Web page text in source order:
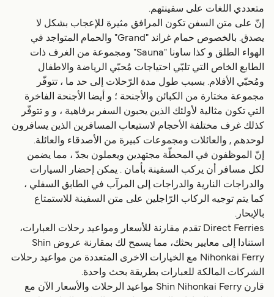
متعددي اللغات على سفينتهم.
إنّ على متن السفن تكون المرافق مثيرة للإعجاب بشكل لا
يصدق. بالخصوص حمام غراند "Grand" والحمام المتواجد في
الهواء الطلق و كذا ساونا "Sauna" ومجموعة من الغرف ذات
الطابع الخاص التي تلبّي احتياجات مُحبّي الرياضة والاطفال
ومُحبّي الأفلام. بسبب طول مدة الرّحلات إلى حد ما ، تتوفّر
مجموعة مختارة من الكبائن والأجنحة ؛ و أيضا الأجنحة الفاخرة
التي تكون مثالية لأولئك الذين يحبون السفر برفاهية ، و و تتوفّر
كذلك غرف مختلفة الأحجام لاستيعاب المسافرين الذين يسافرون
لوحدهم , والعائلات ومجموعات كبيرة من الأصدقاء والعائلة.
إنّ الموظفون في المحطّة مجتهدين ويعملون بجدّ ، مما يضمن
لكل مسافر أن يركب السفينة بأمان . يمكن إحضار السيارات
والدراجات النارية والدراجات إلى المرآب في الطابق السفلي ،
كما يتم توجيه الركاب الرّاجلين على متن السفينة للاستمتاع
بالإبحار.
Direct Ferries تقدم مقارنة للأسعار ومواعيد رحلات العبارات،
استنادا إلى معايير بحثك، مما يسمح لك بمقارنة عروض Shin
Nihonkai Ferry مع الخيارات الاخرى المتعددة من مواعيد رحلات
الشركات المالكة للعبارات بطريقة بحث واحدة.
قارن Shin Nihonkai Ferry مواعيد الرحلات والأسعار الآن مع